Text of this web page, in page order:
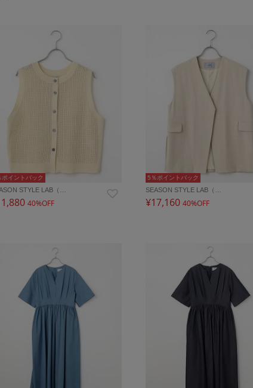
ポイントバック
STYLE LAB（…
40%OFF
5％ポイントバック
SEASON STYLE LAB（…
¥17,160 40%OFF